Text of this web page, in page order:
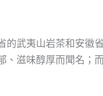
的武夷山岩茶和安徽省
、滋味醇厚而聞名；